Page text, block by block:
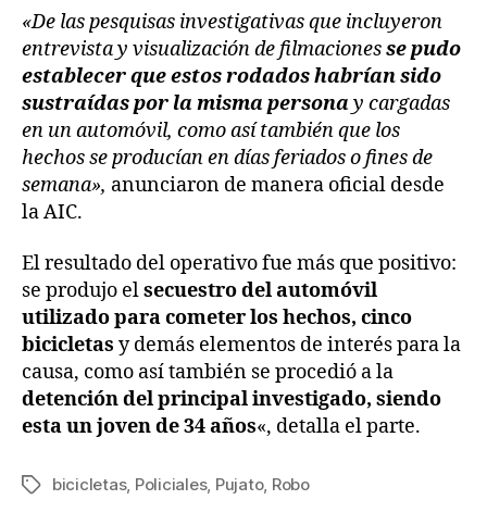
«De las pesquisas investigativas que incluyeron
entrevista y visualización de filmacionesse pudo
establecer que estos rodados habrían sido
sustraídas por la misma personay cargadas
en un automóvil, como así también que los
hechos se producían en días feriados o fines de
semana», anunciaron de manera oficial desde
la AIC.
El resultado del operativo fue más que positivo:
se produjo elsecuestro del automóvil
utilizado para cometer los hechos, cinco
bicicletas y demás elementos de interés para la
causa, como así también se procedió a la
detención del principal investigado, siendo
esta un joven de 34 años«, detalla el parte.
bicicletas, Policiales, Pujato, Robo